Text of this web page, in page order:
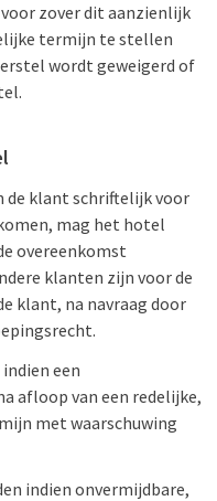
zover dit aanzienlijk
termijn te stellen
wordt geweigerd of
de klant schriftelijk voor
mag het hotel
overeenkomst
klanten zijn voor de
klant, na navraag door
een
afloop van een redelijke,
met waarschuwing
indien onvermijdbare,